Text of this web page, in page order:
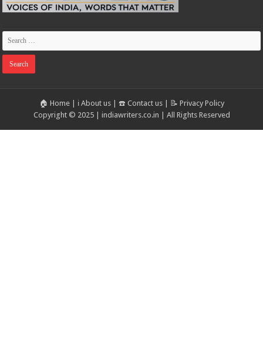
🏠 Home| ℹ️ About us| ☎️ Contact us|
📝 Privacy Policy
Copyright © 2025 | indiawriters.co.in | All Rights Reserved